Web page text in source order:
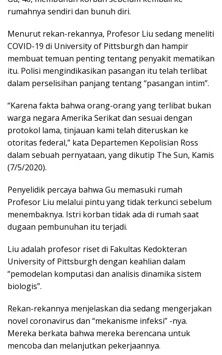
rumahnya sendiri dan bunuh diri.
Menurut rekan-rekannya, Profesor Liu sedang meneliti
COVID-19 di University of Pittsburgh dan hampir
membuat temuan penting tentang penyakit mematikan
itu. Polisi mengindikasikan pasangan itu telah terlibat
dalam perselisihan panjang tentang “pasangan intim”.
“Karena fakta bahwa orang-orang yang terlibat bukan
warga negara Amerika Serikat dan sesuai dengan
protokol lama, tinjauan kami telah diteruskan ke
otoritas federal,” kata Departemen Kepolisian Ross
dalam sebuah pernyataan, yang dikutip The Sun, Kamis
(7/5/2020).
Penyelidik percaya bahwa Gu memasuki rumah
Profesor Liu melalui pintu yang tidak terkunci sebelum
menembaknya. Istri korban tidak ada di rumah saat
dugaan pembunuhan itu terjadi.
Liu adalah profesor riset di Fakultas Kedokteran
University of Pittsburgh dengan keahlian dalam
“pemodelan komputasi dan analisis dinamika sistem
biologis”.
Rekan-rekannya menjelaskan dia sedang mengerjakan
novel coronavirus dan “mekanisme infeksi” -nya.
Mereka berkata bahwa mereka berencana untuk
mencoba dan melanjutkan pekerjaannya.